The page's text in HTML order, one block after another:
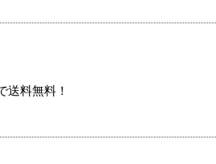
送料無料！